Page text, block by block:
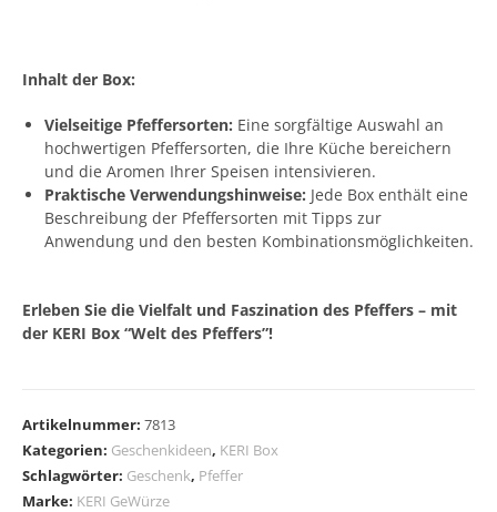
Inhalt der Box:
Vielseitige Pfeffersorten: Eine sorgfältige Auswahl an
hochwertigen Pfeffersorten, die Ihre Küche bereichern
und die Aromen Ihrer Speisen intensivieren.
Praktische Verwendungshinweise: Jede Box enthält eine
Beschreibung der Pfeffersorten mit Tipps zur
Anwendung und den besten Kombinationsmöglichkeiten.
Erleben Sie die Vielfalt und Faszination des Pfeffers – mit
der KERI Box “Welt des Pfeffers”!
t
r
Artikelnummer: 7813
Kategorien: Geschenkideen, KERI Box
Schlagwörter: Geschenk, Pfeffer
Marke: KERI GeWürze